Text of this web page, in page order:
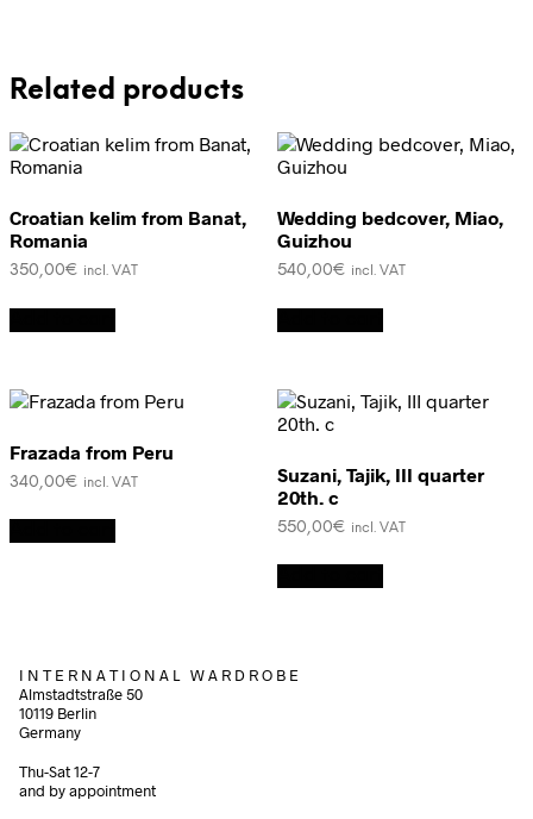
Related products
Croatian kelim from Banat,
Romania
350,00€ incl. VAT
Wedding bedcover, Miao,
Guizhou
540,00€ incl. VAT
Frazada from Peru
340,00€ incl. VAT
Suzani, Tajik, III quarter
20th. c
550,00€ incl. VAT
I N T E R N A T I O N A L W A R D R O B E
Almstadtstraße 50
10119 Berlin
Germany
Thu-Sat 12-7
and by appointment